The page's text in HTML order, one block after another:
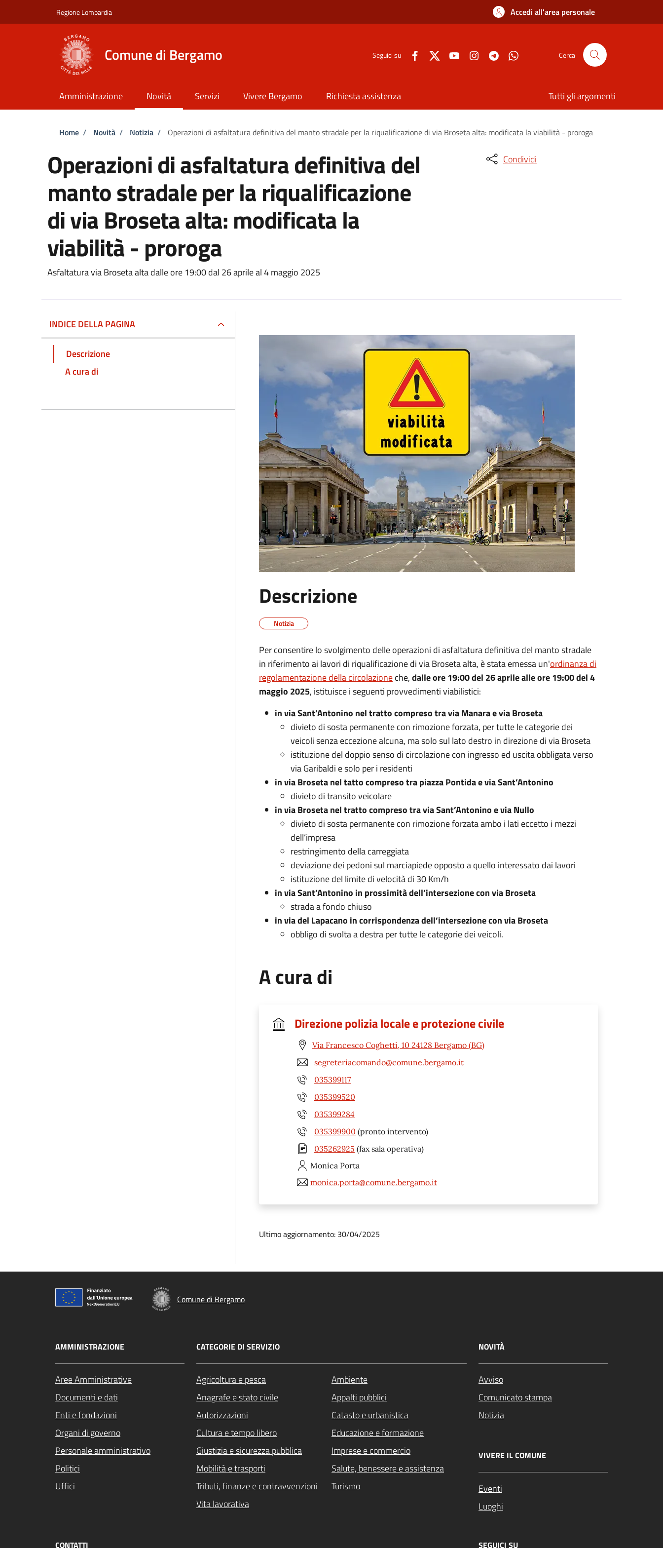
Regione Lombardia Accedi all'area personale
Comune di Bergamo Seguici su Cerca
Amministrazione Novità Servizi Vivere Bergamo Richiesta assistenza Tutti gli argomenti
Briciole di pane
Home / Novità / Notizia / Operazioni di asfaltatura definitiva del manto stradale per la riqualificazione di via Broseta alta: modificata la viabilità - proroga
Operazioni di asfaltatura definitiva del
manto stradale per la riqualificazione
di via Broseta alta: modificata la
viabilità - proroga
Asfaltatura via Broseta alta dalle ore 19:00 dal 26 aprile al 4 maggio 2025
Condividi
INDICE DELLA PAGINA
Descrizione
A cura di
Descrizione
Notizia
Per consentire lo svolgimento delle operazioni di asfaltatura definitiva del manto stradale
in riferimento ai lavori di riqualificazione di via Broseta alta, è stata emessa un'ordinanza di
regolamentazione della circolazioneche,dalle ore 19:00 del 26 aprile alle ore 19:00 del 4
maggio 2025, istituisce i seguenti provvedimenti viabilistici:
in via Sant’Antonino nel tratto compreso tra via Manara e via Broseta
divieto di sosta permanente con rimozione forzata, per tutte le categorie dei
veicoli senza eccezione alcuna, ma solo sul lato destro in direzione di via Broseta
istituzione del doppio senso di circolazione con ingresso ed uscita obbligata verso
via Garibaldi e solo per i residenti
in via Broseta nel tatto compreso tra piazza Pontida e via Sant’Antonino
divieto di transito veicolare
in via Broseta nel tratto compreso tra via Sant’Antonino e via Nullo
divieto di sosta permanente con rimozione forzata ambo i lati eccetto i mezzi
dell’impresa
restringimento della carreggiata
deviazione dei pedoni sul marciapiede opposto a quello interessato dai lavori
istituzione del limite di velocità di 30 Km/h
in via Sant’Antonino in prossimità dell’intersezione con via Broseta
strada a fondo chiuso
in via del Lapacano in corrispondenza dell’intersezione con via Broseta
obbligo di svolta a destra per tutte le categorie dei veicoli.
A cura di
Direzione polizia locale e protezione civile
Via Francesco Coghetti, 10 24128 Bergamo (BG)
segreteriacomando@comune.bergamo.it
035399117
035399520
035399284
035399900 (pronto intervento)
035262925 (fax sala operativa)
Monica Porta
monica.porta@comune.bergamo.it
Ultimo aggiornamento: 30/04/2025
Comune di Bergamo
AMMINISTRAZIONE
Aree Amministrative
Documenti e dati
Enti e fondazioni
Organi di governo
Personale amministrativo
Politici
Uffici
CATEGORIE DI SERVIZIO
Agricoltura e pesca
Ambiente
Anagrafe e stato civile
Appalti pubblici
Autorizzazioni
Catasto e urbanistica
Cultura e tempo libero
Educazione e formazione
Giustizia e sicurezza pubblica
Imprese e commercio
Mobilità e trasporti
Salute, benessere e assistenza
Tributi, finanze e contravvenzioni
Turismo
Vita lavorativa
NOVITÀ
Avviso
Comunicato stampa
Notizia
VIVERE IL COMUNE
Eventi
Luoghi
CONTATTI SEGUICI SU